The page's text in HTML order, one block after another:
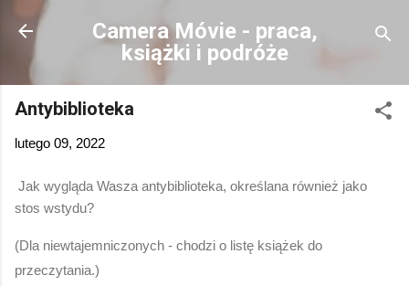
Przejdź do głównej zawartości
Camera Móvie - praca,
książki i podróże
Antybiblioteka
lutego 09, 2022
Jak wygląda Wasza antybiblioteka, określana również jako
stos wstydu?
(Dla niewtajemniczonych - chodzi o listę książek do
przeczytania.)